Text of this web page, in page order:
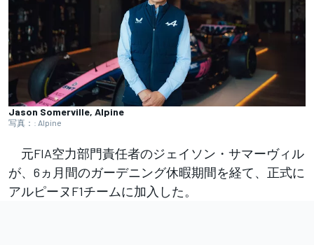
Jason Somerville, Alpine
写真：: Alpine
元FIA空力部門責任者のジェイソン・サマーヴィル
が、6ヵ月間のガーデニング休暇期間を経て、正式に
アルピーヌF1チームに加入した。